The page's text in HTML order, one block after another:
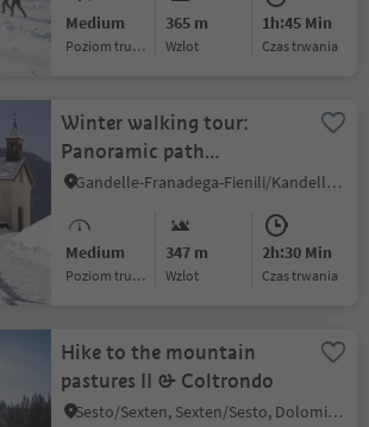
Medium
Poziom trudności
365 m
Wzlot
1h:45 Min
czas trwania
Winter walking tour:
Panoramic path
Kandellen/Gandelle
Gandelle-Franadega-Fienili/Kandellen-Frondeigen-Stadlern, Toblach/Dobbiaco, Dolomites Region 3 Zinnen
Medium
Poziom trudności
347 m
Wzlot
2h:30 Min
czas trwania
Hike to the mountain
pastures II & Coltrondo
Sesto/Sexten, Sexten/Sesto, Dolomites Region 3 Zinnen